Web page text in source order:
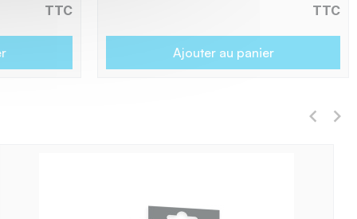
TTC
TTC
Ajouter au panier